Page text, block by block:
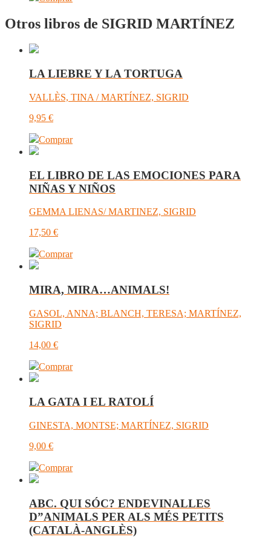
Otros libros de SIGRID MARTÍNEZ
LA LIEBRE Y LA TORTUGA
VALLÈS, TINA / MARTÍNEZ, SIGRID
9,95 €
Comprar
EL LIBRO DE LAS EMOCIONES PARA
NIÑAS Y NIÑOS
GEMMA LIENAS/ MARTINEZ, SIGRID
17,50 €
Comprar
MIRA, MIRA…ANIMALS!
GASOL, ANNA; BLANCH, TERESA; MARTÍNEZ,
SIGRID
14,00 €
Comprar
LA GATA I EL RATOLÍ
GINESTA, MONTSE; MARTÍNEZ, SIGRID
9,00 €
Comprar
ABC. QUI SÓC? ENDEVINALLES
D”ANIMALS PER ALS MÉS PETITS
(CATALÀ-ANGLÈS)